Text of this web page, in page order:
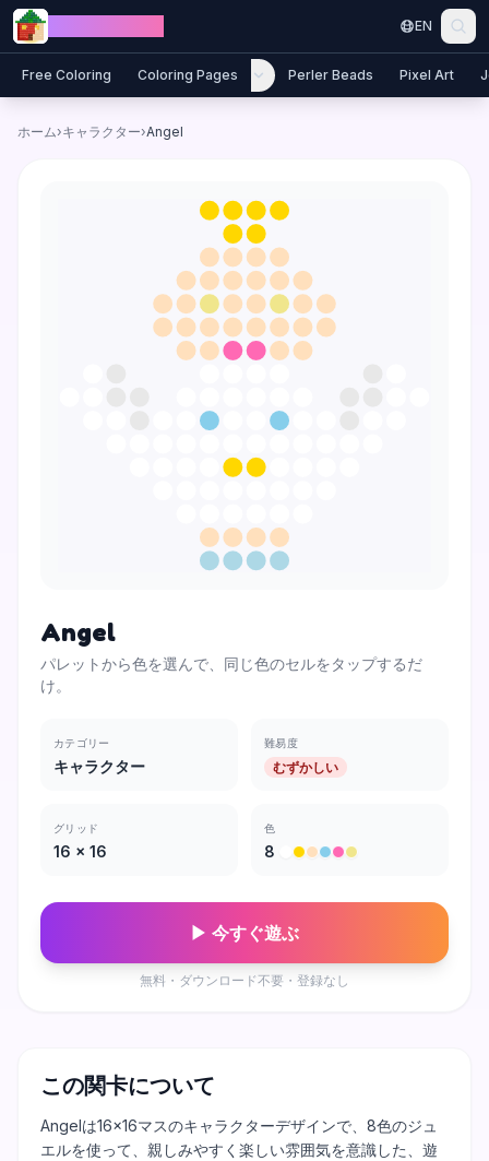
Skip to content
EN
Free Coloring Coloring Pages Perler Beads Pixel Art
ホーム›キャラクター›Angel
Angel
パレットから色を選んで、同じ色のセルをタップするだ
け。
カテゴリー
キャラクター
難易度
むずかしい
グリッド
16 × 16
色
8
▶ 今すぐ遊ぶ
無料・ダウンロード不要・登録なし
この関卡について
Angelは16×16マスのキャラクターデザインで、8色のジュ
エルを使って、親しみやすく楽しい雰囲気を意識した、遊